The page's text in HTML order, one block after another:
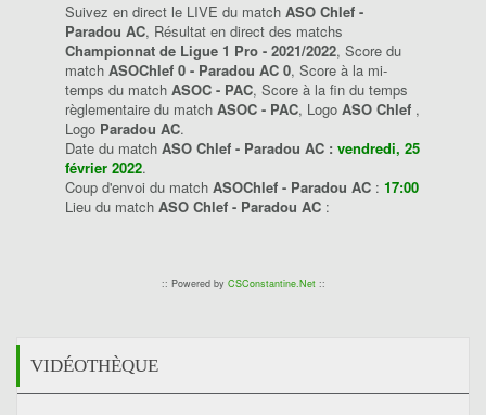
Suivez en direct le LIVE du match ASO Chlef -
Paradou AC, Résultat en direct des matchs
Championnat de Ligue 1 Pro - 2021/2022, Score du
match ASOChlef 0 - Paradou AC 0, Score à la mi-
temps du match ASOC - PAC, Score à la fin du temps
règlementaire du match ASOC - PAC, Logo ASO Chlef ,
Logo Paradou AC.
Date du match ASO Chlef - Paradou AC : vendredi, 25
février 2022.
Coup d'envoi du match ASOChlef - Paradou AC : 17:00
Lieu du match ASO Chlef - Paradou AC :
:: Powered by CSConstantine.Net::
VIDÉOTHÈQUE